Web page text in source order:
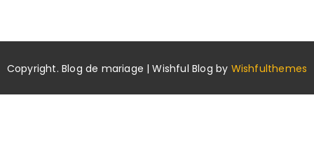
Copyright. Blog de mariage | Wishful Blog by Wishfulthemes